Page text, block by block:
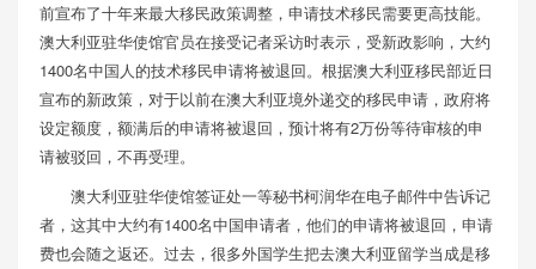
前宣布了十年来最大移民政策调整，申请技术移民需要更高技能。
澳大利亚驻华使馆官员在接受记者采访时表示，受新政影响，大约
1400名中国人的技术移民申请将被退回。根据澳大利亚移民部近日
宣布的新政策，对于以前在澳大利亚境外递交的移民申请，政府将
设定额度，额满后的申请将被退回，预计将有2万份等待审核的申
请被驳回，不再受理。
澳大利亚驻华使馆签证处一等秘书柯润华在电子邮件中告诉记
者，这其中大约有1400名中国申请者，他们的申请将被退回，申请
费也会随之返还。过去，很多外国学生把去澳大利亚留学当成是移